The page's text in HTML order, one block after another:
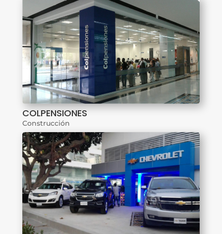
COLPENSIONES
Construcción